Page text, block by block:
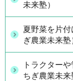
未来塾）
夏野菜を片
ぎ農業未来塾
トラクター
ちぎ農業未来